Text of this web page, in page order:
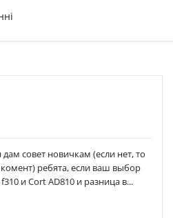
совет новичкам (если нет, то
ребята, если ваш выбор
и Cort AD810 и разница в...